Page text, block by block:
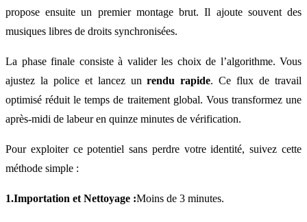
propose ensuite un premier montage brut. Il ajoute souvent des
musiques libres de droits synchronisées.
La phase finale consiste à valider les choix de l’algorithme. Vous
ajustez la police et lancez unrendu rapide. Ce flux de travail
optimisé réduit le temps de traitement global. Vous transformez une
après-midi de labeur en quinze minutes de vérification.
Pour exploiter ce potentiel sans perdre votre identité, suivez cette
méthode simple :
1.Importation et Nettoyage :Moins de 3 minutes.